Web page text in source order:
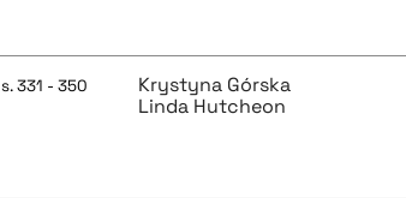
s. 331 - 350
Krystyna Górska
Linda Hutcheon